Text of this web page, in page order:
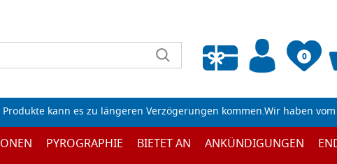
0
Wunschliste leeren
kann es zu längeren Verzögerungen kommen.Wir haben
PYROGRAPHIE BIETET AN ANKÜNDIGUNGEN